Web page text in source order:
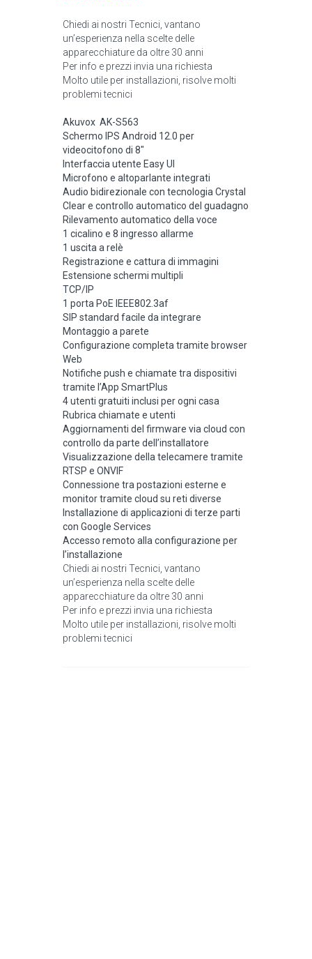
Chiedi ai nostri Tecnici, vantano
un’esperienza nella scelte delle
apparecchiature da oltre 30 anni
Per info e prezzi invia una richiesta
Molto utile per installazioni, risolve molti
problemi tecnici
Akuvox AK-S563
Schermo IPS Android 12.0 per
videocitofono di 8″
Interfaccia utente Easy UI
Microfono e altoparlante integrati
Audio bidirezionale con tecnologia Crystal
Clear e controllo automatico del guadagno
Rilevamento automatico della voce
1 cicalino e 8 ingresso allarme
1 uscita a relè
Registrazione e cattura di immagini
Estensione schermi multipli
TCP/IP
1 porta PoE IEEE802.3af
SIP standard facile da integrare
Montaggio a parete
Configurazione completa tramite browser
Web
Notifiche push e chiamate tra dispositivi
tramite l’App SmartPlus
4 utenti gratuiti inclusi per ogni casa
Rubrica chiamate e utenti
Aggiornamenti del firmware via cloud con
controllo da parte dell’installatore
Visualizzazione della telecamere tramite
RTSP e ONVIF
Connessione tra postazioni esterne e
monitor tramite cloud su reti diverse
Installazione di applicazioni di terze parti
con Google Services
Accesso remoto alla configurazione per
l’installazione
Chiedi ai nostri Tecnici, vantano
un’esperienza nella scelte delle
apparecchiature da oltre 30 anni
Per info e prezzi invia una richiesta
Molto utile per installazioni, risolve molti
problemi tecnici